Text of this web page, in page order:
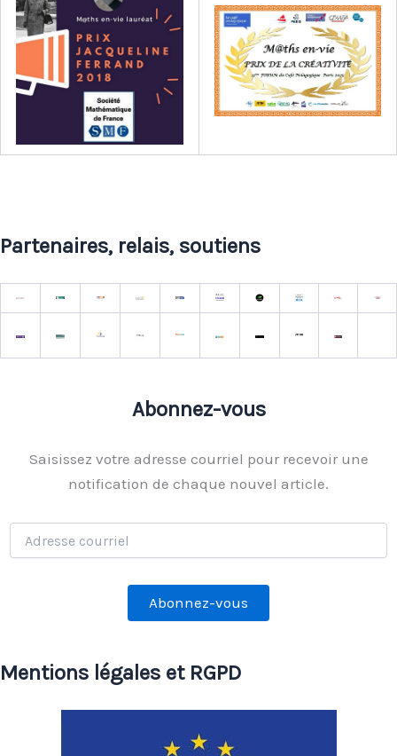
Partenaires, relais, soutiens
Abonnez-vous
Saisissez votre adresse courriel pour recevoir une
notification de chaque nouvel article.
Adresse
courriel
Abonnez-vous
Mentions légales et RGPD